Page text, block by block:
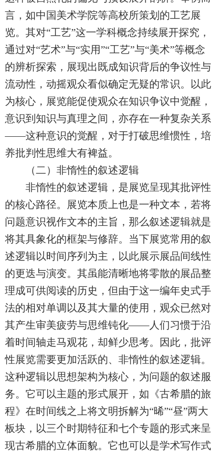
言，如中国美术学院等高校所策划的工艺展
览。其对“工艺”这一学科概念持续展开探究，
通过对“艺术”与“实用”“工艺”与“美术”等概念
的辨析探索，展现出既成知识背后的争议性与
流动性，动摇观众看似确定无疑的常识。以此
为核心，展览能促使观众在知识争议中觉醒，
意识到知识与真理之间，亦存在一种复杂关系
——这种意识的觉醒，对于打破思维惯性，培
养批判性思维大有裨益。
（二）非惰性的叙述逻辑
非惰性的叙述逻辑，是展览呈现其批评性
的核心路径。展览本质上也是一种文本，若将
问题意识视作文本的主旨，那么叙述逻辑就是
将其具象化的框架与修辞。当下展览常用的叙
述逻辑以时间序列为主，以此展示展品间线性
的更迭与演变。其虽能清晰地将零散的展品整
理成可供阅读的历史，但由于这一编年史式手
法的相对单调以及其大量的使用，观众已然对
其产生审美疲劳与思维钝化——人们习惯于沿
着时间轴走马观花，却鲜少思考。因此，批评
性展览需要更加活跃的、非惰性的叙述逻辑。
这种逻辑以思想架构为核心，为问题的叙述服
务。它可以主题的形式展开，如《古希腊的旅
程》在时间线之上将文明拆解为“晞”“昼”两大
板块，以三个时期特征和七个专题的形式来呈
现古希腊的立体面貌。它也可以是学术写作式